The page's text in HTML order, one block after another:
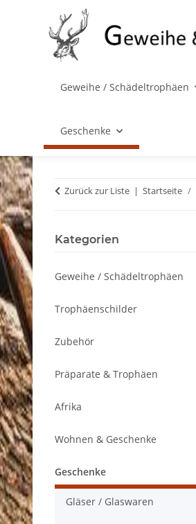
Geweihe / Schädeltrophäen
Geschenke
Zurück zur Liste Startseite
Kategorien
Geweihe / Schädeltrophäen
Trophäenschilder
Zubehör
Präparate & Trophäen
Afrika
Wohnen & Geschenke
Geschenke
Gläser / Glaswaren